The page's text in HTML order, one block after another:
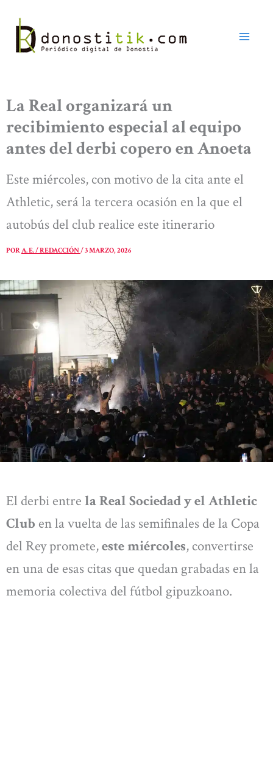
contenido
La Real organizará un
recibimiento especial al equipo
antes del derbi copero en Anoeta
Este miércoles, con motivo de la cita ante el
Athletic, será la tercera ocasión en la que el
autobús del club realice este itinerario
PORA. E. / REDACCIÓN/3 MARZO, 2026
El derbi entre la Real Sociedad y el Athletic
Club en la vuelta de las semifinales de la Copa
del Rey promete,este miércoles, convertirse
en una de esas citas que quedan grabadas en la
memoria colectiva del fútbol gipuzkoano.